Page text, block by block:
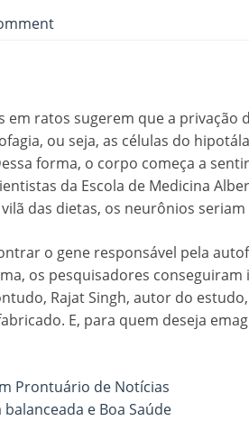
em ratos sugerem que a
ou seja, as células do
forma, o corpo começa a
da Escola de Medicina
das dietas, os neurônios
o gene responsável pela
os pesquisadores
Rajat Singh, autor do
E, para quem deseja
Prontuário de Notícias
e Boa Saúde